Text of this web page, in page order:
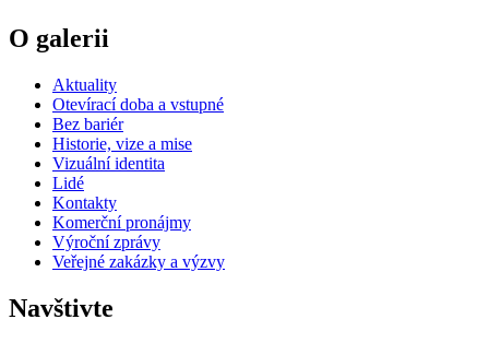
O galerii
Aktuality
Otevírací doba a vstupné
Bez bariér
Historie, vize a mise
Vizuální identita
Lidé
Kontakty
Komerční pronájmy
Výroční zprávy
Veřejné zakázky a výzvy
Navštivte